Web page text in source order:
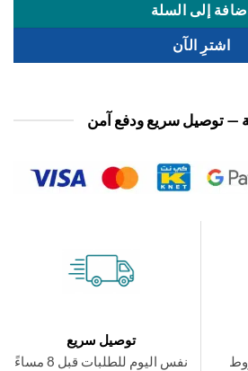
إلى السلة
الآن
سريع ودفع آمن
توصيل سريع
نفس اليوم للطلبات قبل 8 مساءً